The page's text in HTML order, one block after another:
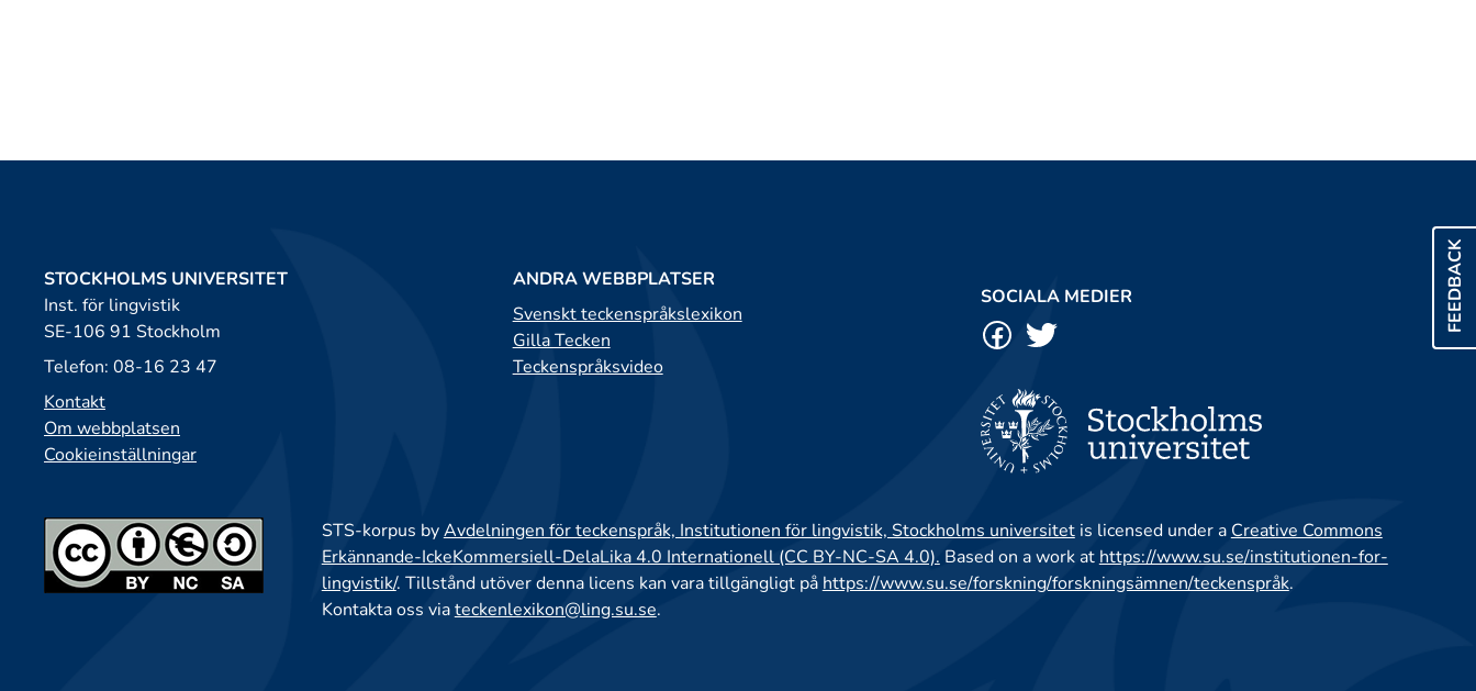
FEEDBACK
STOCKHOLMS UNIVERSITET
Inst. för lingvistik
SE-106 91 Stockholm
Telefon: 08-16 23 47
Kontakt
Om webbplatsen
Cookieinställningar
ANDRA WEBBPLATSER
Svenskt teckenspråkslexikon
Gilla Tecken
Teckenspråksvideo
SOCIALA MEDIER
STS-korpus byAvdelningen för teckenspråk, Institutionen för lingvistik, Stockholms universitetis licensed under a Creative Commons
Erkännande-IckeKommersiell-DelaLika 4.0 Internationell (CC BY-NC-SA 4.0). Based on a work at https://www.su.se/institutionen-for-
lingvistik/. Tillstånd utöver denna licens kan vara tillgängligt på https://www.su.se/forskning/forskningsämnen/teckenspråk.
Kontakta oss viateckenlexikon@ling.su.se.